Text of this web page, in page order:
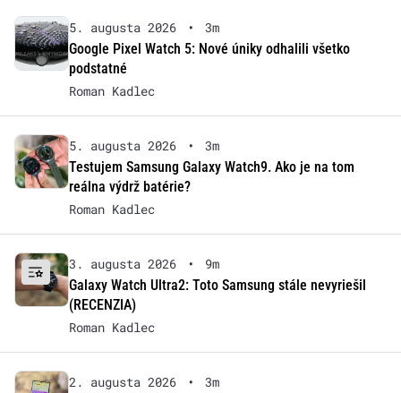
5. augusta 2026 •
3m
Google Pixel Watch 5: Nové úniky odhalili všetko
podstatné
Roman Kadlec
5. augusta 2026 •
3m
Testujem Samsung Galaxy Watch9. Ako je na tom
reálna výdrž batérie?
Roman Kadlec
3. augusta 2026 •
9m
Galaxy Watch Ultra2: Toto Samsung stále nevyriešil
(RECENZIA)
Roman Kadlec
2. augusta 2026 •
3m